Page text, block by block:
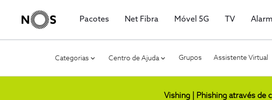
Pacotes Net Fibra Móvel 5G TV
Categorias Centro de Ajuda Grupos Assistente Virtual
Vishing | Phishing através de